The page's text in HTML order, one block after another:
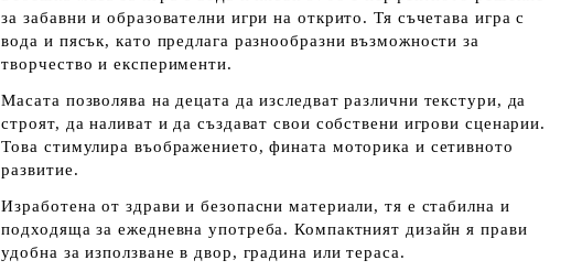
за забавни и образователни игри на открито. Тя съчетава игра с
вода и пясък, като предлага разнообразни възможности за
творчество и експерименти.
Масата позволява на децата да изследват различни текстури, да
строят, да наливат и да създават свои собствени игрови сценарии.
Това стимулира въображението, фината моторика и сетивното
развитие.
Изработена от здрави и безопасни материали, тя е стабилна и
подходяща за ежедневна употреба. Компактният дизайн я прави
удобна за използване в двор, градина или тераса.